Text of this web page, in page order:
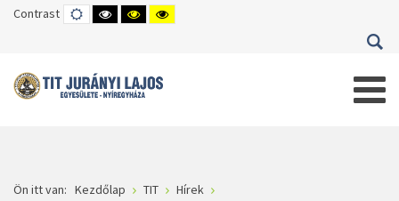
Contrast DEFAULT
MODE
HIGH
CONTRAST
HIGH
CONTRAST
HIGH
CONTRAST
Ön itt van: Kezdőlap TIT
Hírek